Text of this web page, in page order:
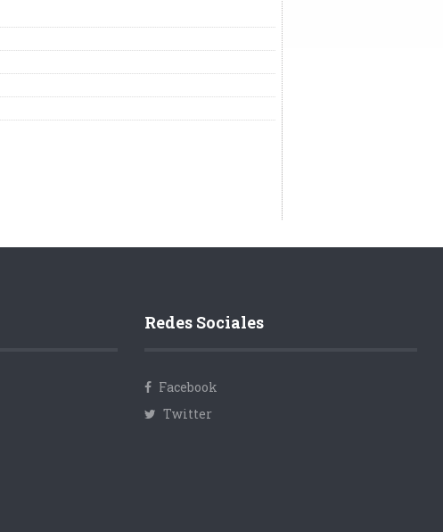
Redes Sociales
Facebook
Twitter